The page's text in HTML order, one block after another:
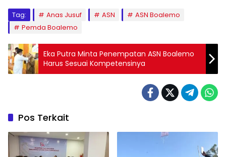
Tag: Anas Jusuf ASN
ASN Boalemo
Pemda Boalemo
Eka Putra Minta Penempatan ASN Boalemo
Harus Sesuai Kompetensinya
Pos Terkait